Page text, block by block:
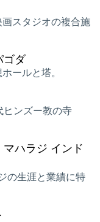
スタジオの複合施
ゴダ
ールと塔。
ヒンズー教の寺
ハラジ インド
の生涯と業績に特